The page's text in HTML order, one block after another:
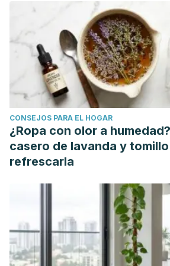
CONSEJOS PARA EL HOGAR
¿Ropa con olor a
casero de lavanda y
refrescarla